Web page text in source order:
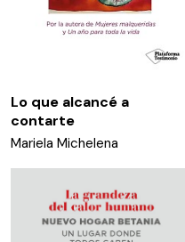
Lo que alcancé a
contarte
Mariela Michelena